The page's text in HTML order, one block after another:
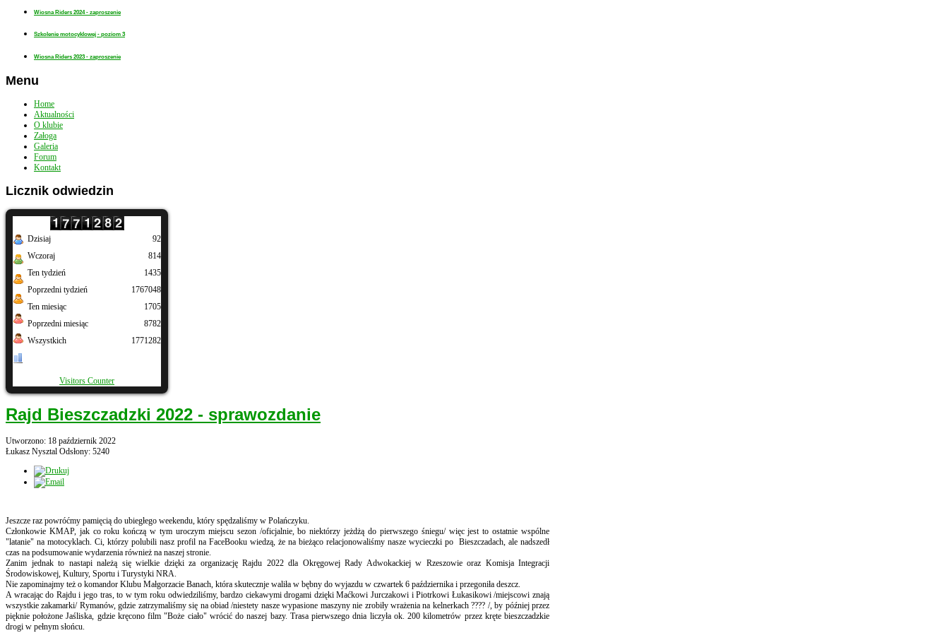
Wiosna Riders 2024 - zaproszenie
Szkolenie motocyklowej - poziom 3
Wiosna Riders 2023 - zaproszenie
Menu
Home
Aktualności
O klubie
Załoga
Galeria
Forum
Kontakt
Licznik odwiedzin
Dzisiaj
Wczoraj
Ten tydzień
Poprzedni tydzień
Ten miesiąc
Poprzedni miesiąc
Wszystkich
92
814
1435
1767048
1705
8782
1771282
Visitors Counter
Rajd Bieszczadzki 2022 - sprawozdanie
Utworzono: 18 październik 2022
Łukasz Nysztal Odsłony: 5240
Jeszcze raz powróćmy pamięcią do ubiegłego weekendu, który spędzaliśmy w Polańczyku.
Członkowie KMAP, jak co roku kończą w tym uroczym miejscu sezon /oficjalnie, bo niektórzy jeżdżą do pierwszego śniegu/ więc jest to ostatnie wspólne
"latanie" na motocyklach. Ci, którzy polubili nasz profil na FaceBooku wiedzą, że na bieżąco relacjonowaliśmy nasze wycieczki po Bieszczadach, ale nadszedł
czas na podsumowanie wydarzenia również na naszej stronie.
Zanim jednak to nastapi należą się wielkie dzięki za organizację Rajdu 2022 dla Okręgowej Rady Adwokackiej w Rzeszowie oraz Komisja Integracji
Środowiskowej, Kultury, Sportu i Turystyki NRA.
Nie zapominajmy też o komandor Klubu Małgorzacie Banach, która skutecznje waliła w bębny do wyjazdu w czwartek 6 października i przegoniła deszcz.
A wracając do Rajdu i jego tras, to w tym roku odwiedziliśmy, bardzo ciekawymi drogami dzięki Maćkowi Jurczakowi i Piotrkowi Łukasikowi /miejscowi znają
wszystkie zakamarki/ Rymanów, gdzie zatrzymaliśmy się na obiad /niestety nasze wypasione maszyny nie zrobiły wrażenia na kelnerkach ???? /, by później przez
pięknie położone Jaśliska, gdzie kręcono film "Boże ciało" wrócić do naszej bazy. Trasa pierwszego dnia liczyła ok. 200 kilometrów przez kręte bieszczadzkie
drogi w pełnym słońcu.